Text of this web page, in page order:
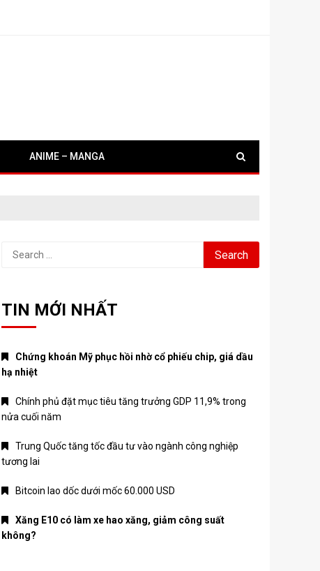
ANIME – MANGA
Search
TIN MỚI NHẤT
Chứng khoán Mỹ phục hồi nhờ cổ phiếu chip, giá dầu
hạ nhiệt
Chính phủ đặt mục tiêu tăng trưởng GDP 11,9% trong
nửa cuối năm
Trung Quốc tăng tốc đầu tư vào ngành công nghiệp
tương lai
Bitcoin lao dốc dưới mốc 60.000 USD
Xăng E10 có làm xe hao xăng, giảm công suất
không?